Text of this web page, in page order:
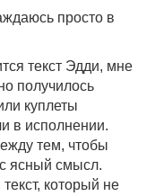
просто в
текст Эдди, мне
получилось
куплеты
в исполнении.
тем, чтобы
ясный смысл.
который не